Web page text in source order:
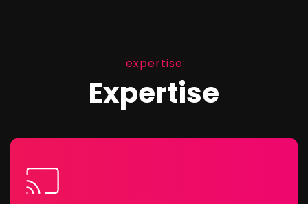
expertise
Expertise